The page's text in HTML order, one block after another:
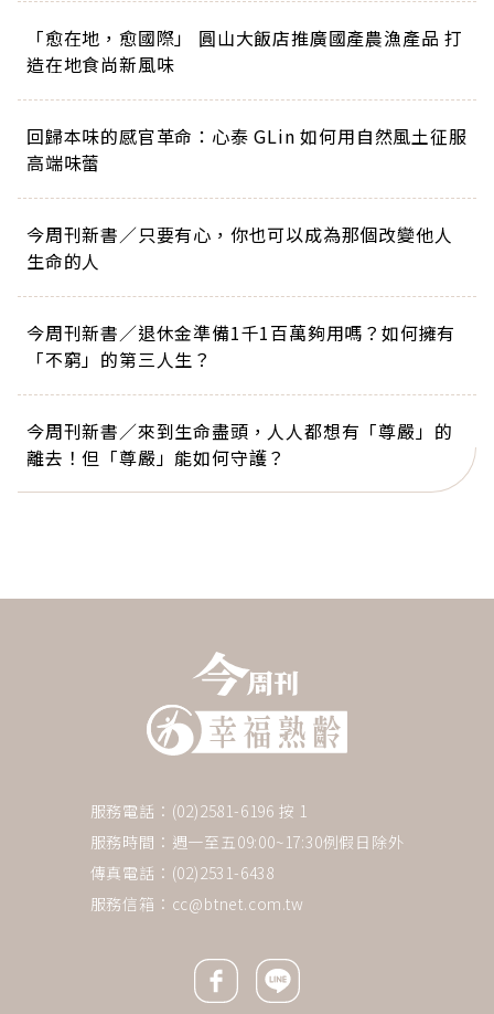
「愈在地，愈國際」 圓山大飯店推廣國產農漁產品 打
造在地食尚新風味
回歸本味的感官革命：心泰 GLin 如何用自然風土征服
高端味蕾
今周刊新書／只要有心，你也可以成為那個改變他人
生命的人
今周刊新書／退休金準備1千1百萬夠用嗎？如何擁有
「不窮」的第三人生？
今周刊新書／來到生命盡頭，人人都想有「尊嚴」的
離去！但「尊嚴」能如何守護？
服務電話：(02)2581-6196 按 1
服務時間：週一至五09:00~17:30例假日除外
傳真電話：(02)2531-6438
服務信箱： cc@btnet.com.tw
Facebook icon
Line icon